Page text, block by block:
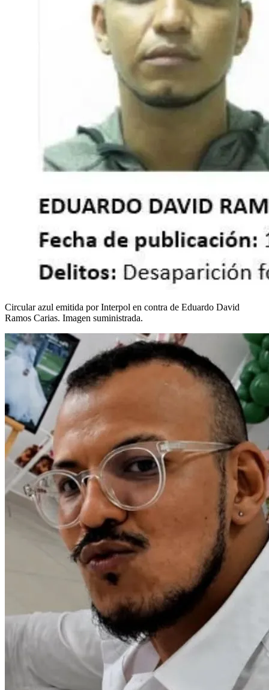
Circular azul emitida por Interpol en contra de Eduardo David
Ramos Carias. Imagen suministrada.